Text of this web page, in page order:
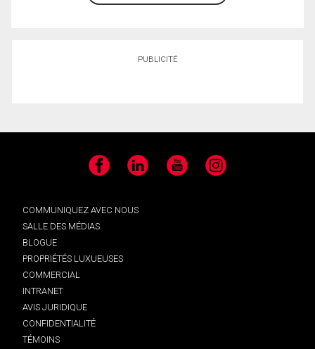
PUBLICITÉ
Facebook LinkedIn YouTube Instagram
COMMUNIQUEZ AVEC NOUS
SALLE DES MÉDIAS
BLOGUE
PROPRIÉTÉS LUXUEUSES
COMMERCIAL
INTRANET
AVIS JURIDIQUE
CONFIDENTIALITÉ
TÉMOINS